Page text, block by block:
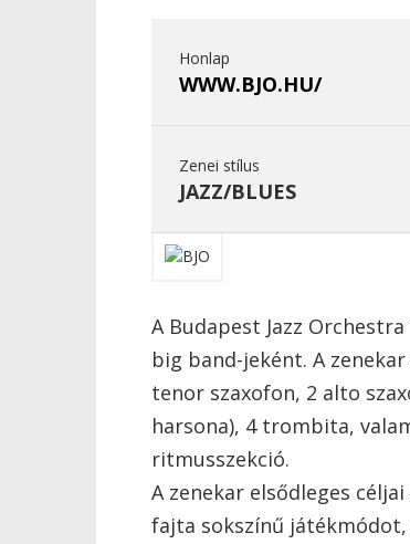
Honlap
WWW.BJO.HU/
Zenei stílus
JAZZ/BLUES
A Budapest Jazz
big band-jeként. A
tenor szaxofon, 2 alto
harsona), 4 trombita,
ritmusszekció.
A zenekar elsődleges
fajta sokszínű